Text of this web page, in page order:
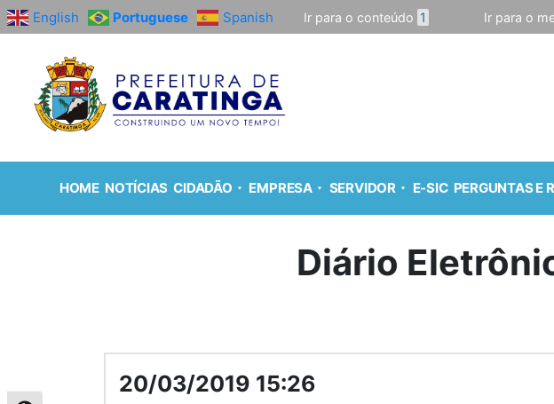
English Portuguese Spanish Ir para o conteúdo 1 Ir para o
HOME NOTÍCIAS CIDADÃO EMPRESA SERVIDOR E-SIC PERGUNTAS E
Diário
20/03/2019 15:26